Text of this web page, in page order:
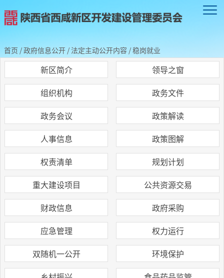
首页 /政府信息公开 / 法定主动公开内容 /稳岗就业
新区简介
领导之窗
组织机构
政务文件
政务会议
政策解读
人事信息
政策图解
权责清单
规划计划
重大建设项目
公共资源交易
财政信息
政府采购
应急管理
权力运行
双随机一公开
环境保护